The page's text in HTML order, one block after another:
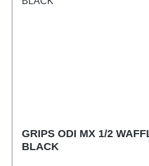
GRIPS ODI MX 1/2
BLACK